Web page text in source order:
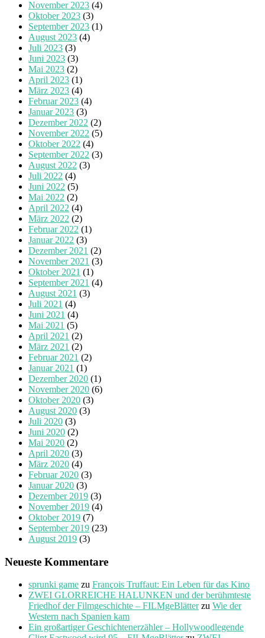
November 2023 (4)
Oktober 2023 (3)
September 2023 (1)
August 2023 (4)
Juli 2023 (3)
Juni 2023 (3)
Mai 2023 (2)
April 2023 (1)
März 2023 (4)
Februar 2023 (4)
Januar 2023 (3)
Dezember 2022 (2)
November 2022 (5)
Oktober 2022 (4)
September 2022 (3)
August 2022 (3)
Juli 2022 (4)
Juni 2022 (5)
Mai 2022 (2)
April 2022 (4)
März 2022 (2)
Februar 2022 (1)
Januar 2022 (3)
Dezember 2021 (2)
November 2021 (3)
Oktober 2021 (1)
September 2021 (4)
August 2021 (3)
Juli 2021 (4)
Juni 2021 (4)
Mai 2021 (5)
April 2021 (2)
März 2021 (2)
Februar 2021 (2)
Januar 2021 (1)
Dezember 2020 (1)
November 2020 (6)
Oktober 2020 (3)
August 2020 (3)
Juli 2020 (3)
Juni 2020 (2)
Mai 2020 (2)
April 2020 (3)
März 2020 (4)
Februar 2020 (3)
Januar 2020 (3)
Dezember 2019 (3)
November 2019 (4)
Oktober 2019 (7)
September 2019 (23)
August 2019 (3)
Neueste Kommentare
sprunki game zu François Truffaut: Ein Leben für das Kino
ZWEI GLORREICHE HALUNKEN und der berühmteste
Friedhof der Filmgeschichte – FILMgeBlätterzu Wie der
Western nach Spanien kam
Ein großartiger Geschichtenerzähler – Hollywoodlegende